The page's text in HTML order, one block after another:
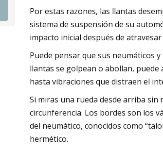
Por estas razones, las llantas
sistema de suspensión de su
impacto inicial después de
Puede pensar que sus neumáticos
llantas se golpean o abollan,
hasta vibraciones que distraen el
Si miras una rueda desde arriba sin
circunferencia. Los bordes son los
del neumático, conocidos como
hermético.